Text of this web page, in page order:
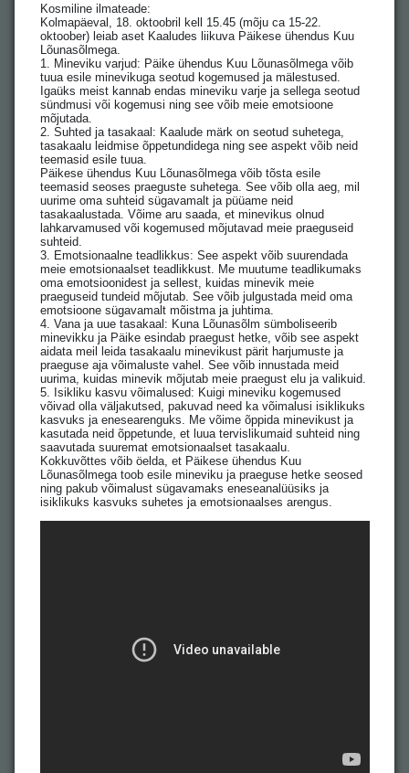
Kosmiline ilmateade:
Kolmapäeval, 18. oktoobril kell 15.45 (mõju ca 15-22.
oktoober) leiab aset Kaaludes liikuva Päikese ühendus Kuu
Lõunasõlmega.
1. Mineviku varjud: Päike ühendus Kuu Lõunasõlmega võib
tuua esile minevikuga seotud kogemused ja mälestused.
Igaüks meist kannab endas mineviku varje ja sellega seotud
sündmusi või kogemusi ning see võib meie emotsioone
mõjutada.
2. Suhted ja tasakaal: Kaalude märk on seotud suhetega,
tasakaalu leidmise õppetundidega ning see aspekt võib neid
teemasid esile tuua.
Päikese ühendus Kuu Lõunasõlmega võib tõsta esile
teemasid seoses praeguste suhetega. See võib olla aeg, mil
uurime oma suhteid sügavamalt ja püüame neid
tasakaalustada. Võime aru saada, et minevikus olnud
lahkarvamused või kogemused mõjutavad meie praeguseid
suhteid.
3. Emotsionaalne teadlikkus: See aspekt võib suurendada
meie emotsionaalset teadlikkust. Me muutume teadlikumaks
oma emotsioonidest ja sellest, kuidas minevik meie
praeguseid tundeid mõjutab. See võib julgustada meid oma
emotsioone sügavamalt mõistma ja juhtima.
4. Vana ja uue tasakaal: Kuna Lõunasõlm sümboliseerib
minevikku ja Päike esindab praegust hetke, võib see aspekt
aidata meil leida tasakaalu minevikust pärit harjumuste ja
praeguse aja võimaluste vahel. See võib innustada meid
uurima, kuidas minevik mõjutab meie praegust elu ja valikuid.
5. Isikliku kasvu võimalused: Kuigi mineviku kogemused
võivad olla väljakutsed, pakuvad need ka võimalusi isiklikuks
kasvuks ja enesearenguks. Me võime õppida minevikust ja
kasutada neid õppetunde, et luua tervislikumaid suhteid ning
saavutada suuremat emotsionaalset tasakaalu.
Kokkuvõttes võib öelda, et Päikese ühendus Kuu
Lõunasõlmega toob esile mineviku ja praeguse hetke seosed
ning pakub võimalust sügavamaks eneseanalüüsiks ja
isiklikuks kasvuks suhetes ja emotsionaalses arengus.